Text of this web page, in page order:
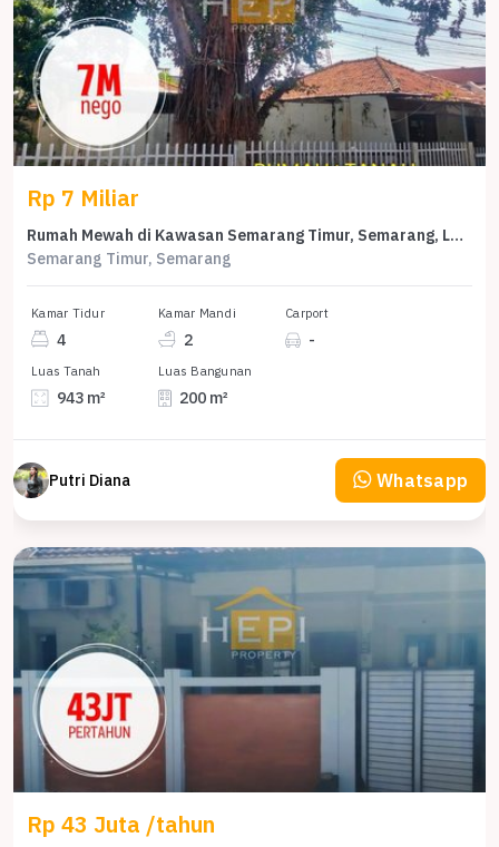
Rp 7 Miliar
Rumah Mewah di Kawasan Semarang Timur, Semarang, LB 200m², Harga 7 Miliar
Semarang Timur, Semarang
Kamar Tidur
4
Kamar Mandi
2
Carport
-
Luas Tanah
943 m²
Luas Bangunan
200 m²
Putri Diana Whatsapp
Rp 43 Juta /tahun